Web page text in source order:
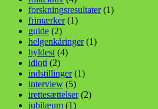
forskningsresultater(1)
frimærker(1)
guide (2)
helgenkåringer(1)
hyldest (4)
idioti (2)
indstillinger(1)
interview (5)
irettesættelser(2)
jubilæum (1)